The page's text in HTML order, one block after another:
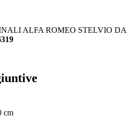
ALFA ROMEO STELVIO DA
cm